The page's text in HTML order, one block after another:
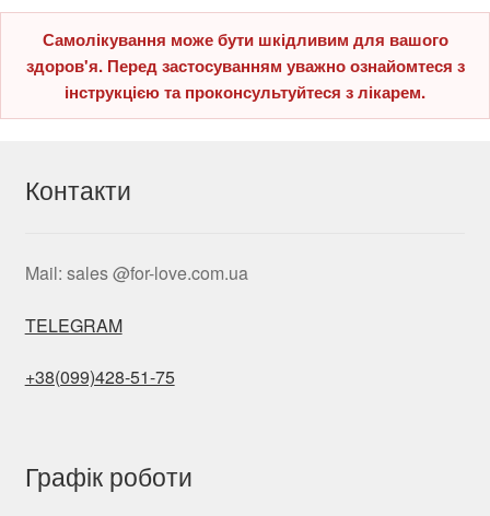
Самолікування може бути шкідливим для вашого
здоров'я. Перед застосуванням уважно ознайомтеся з
інструкцією та проконсультуйтеся з лікарем.
Контакти
Mail: sales @for-love.com.ua
TELEGRAM
+38(099)428-51-75
Графік роботи